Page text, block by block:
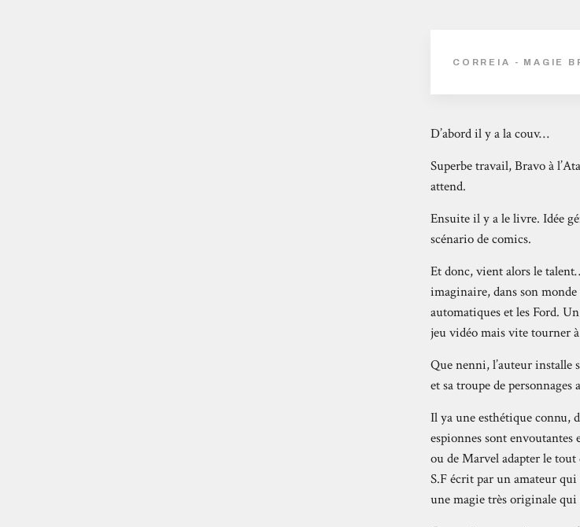
CORREIA - MAGIE
D’abord il y a la couv…
Superbe travail, Bravo à
attend.
Ensuite il y a le livre. Idée
scénario de comics.
Et donc, vient alors le
imaginaire, dans son
automatiques et les Ford.
jeu vidéo mais vite tourner
Que nenni, l’auteur installe
et sa troupe de personnages
Il ya une esthétique connu,
espionnes sont
ou de Marvel adapter le
S.F écrit par un amateur
une magie très originale qui